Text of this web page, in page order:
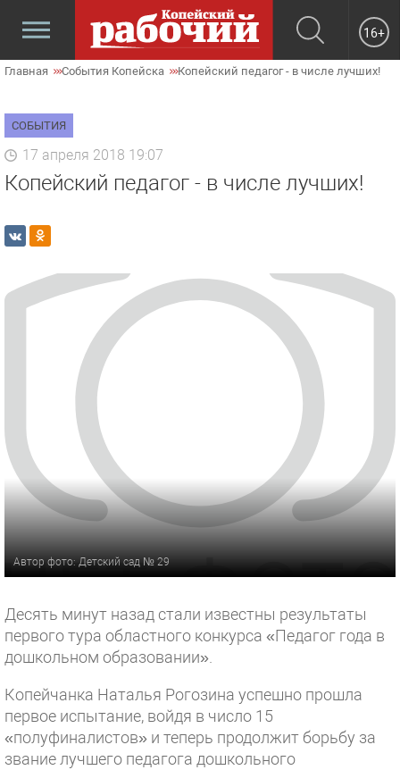
16+
Главная События Копейска Копейский педагог - в числе лучших!
СОБЫТИЯ
17 апреля 2018 19:07
Копейский педагог - в числе лучших!
Автор фото: Детский сад № 29
Десять минут назад стали известны результаты
первого тура областного конкурса «Педагог года в
дошкольном образовании».
Копейчанка Наталья Рогозина успешно прошла
первое испытание, войдя в число 15
«полуфиналистов» и теперь продолжит борьбу за
звание лучшего педагога дошкольного